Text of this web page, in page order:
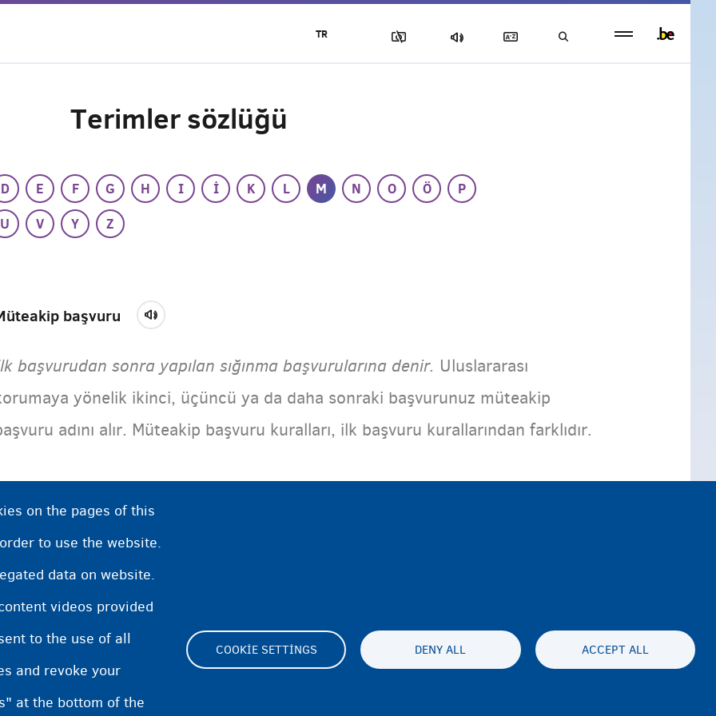
Terimler sözlüğü
D E F G H I İ K L M N O Ö
P
U V Y Z
başvuru
başvurudan sonra yapılan sığınma başvurularına denir. Uluslararası
yönelik ikinci, üçüncü ya da daha sonraki başvurunuz müteakip
adını alır. Müteakip başvuru kuralları, ilk başvuru kurallarından farklıdır.
on the pages of this
to use the website.
data on website.
videos provided
to the use of all
and revoke your
at the bottom of the
COOKIE SETTINGS DENY ALL ACCEPT ALL
FooterCookie Settings
TR
footer